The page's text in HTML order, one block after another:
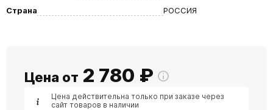
Страна
РОССИЯ
Цена от 2 780 ₽
Цена действительна только при заказе через
сайт товаров в наличии